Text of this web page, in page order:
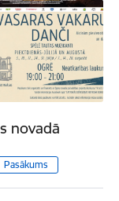
novadā
Pasākums